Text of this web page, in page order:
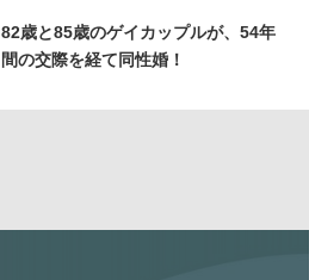
82歳と85歳のゲイカップルが、54年
間の交際を経て同性婚！